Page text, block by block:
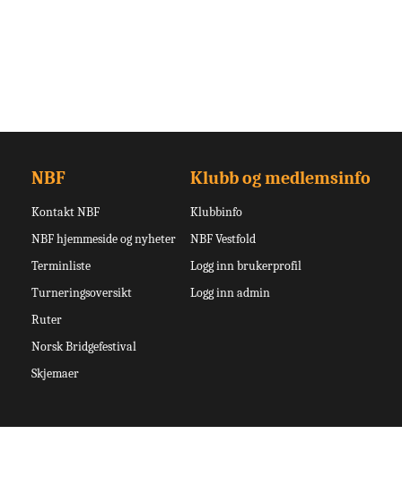
NBF
Kontakt NBF
NBF hjemmeside og nyheter
Terminliste
Turneringsoversikt
Ruter
Norsk Bridgefestival
Skjemaer
Klubb og medlemsinfo
Klubbinfo
NBF Vestfold
Logg inn brukerprofil
Logg inn admin